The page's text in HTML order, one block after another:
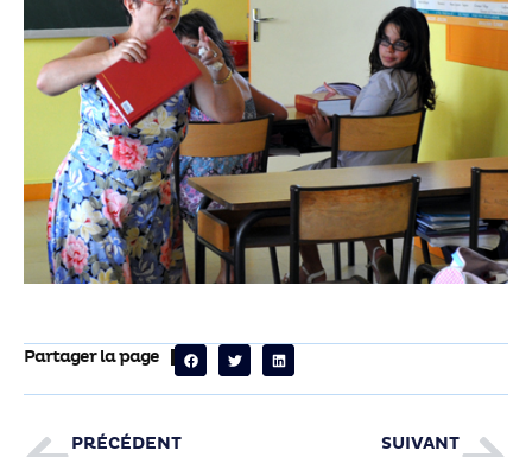
Partager la page
PRÉCÉDENT SUIVANT